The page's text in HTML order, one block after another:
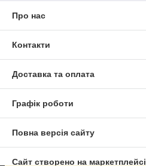
Про нас
Контакти
Доставка та оплата
Графік роботи
Повна версія сайту
Сайт створено на маркетплейсі